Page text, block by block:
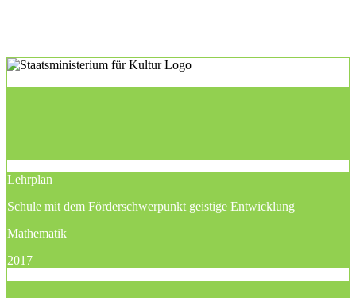
Lehrplan
Schule mit dem Förderschwerpunkt geistige Entwicklung
Mathematik
2017